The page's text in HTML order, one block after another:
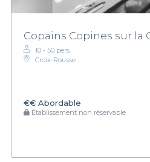
Copains Copines sur la
10 - 50 pers.
Croix-Rousse
€€ Abordable
Établissement non réservable